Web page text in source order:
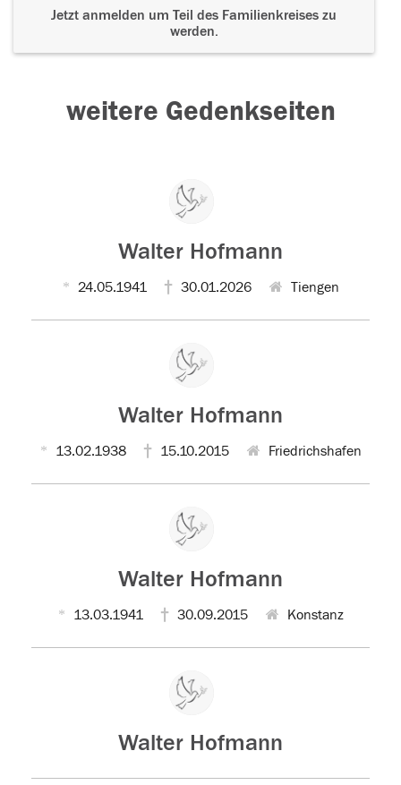
Jetzt anmelden um Teil des Familienkreises zu
werden.
weitere Gedenkseiten
Walter Hofmann
24.05.1941 30.01.2026 Tiengen
Walter Hofmann
13.02.1938 15.10.2015 Friedrichshafen
Walter Hofmann
13.03.1941 30.09.2015 Konstanz
Walter Hofmann